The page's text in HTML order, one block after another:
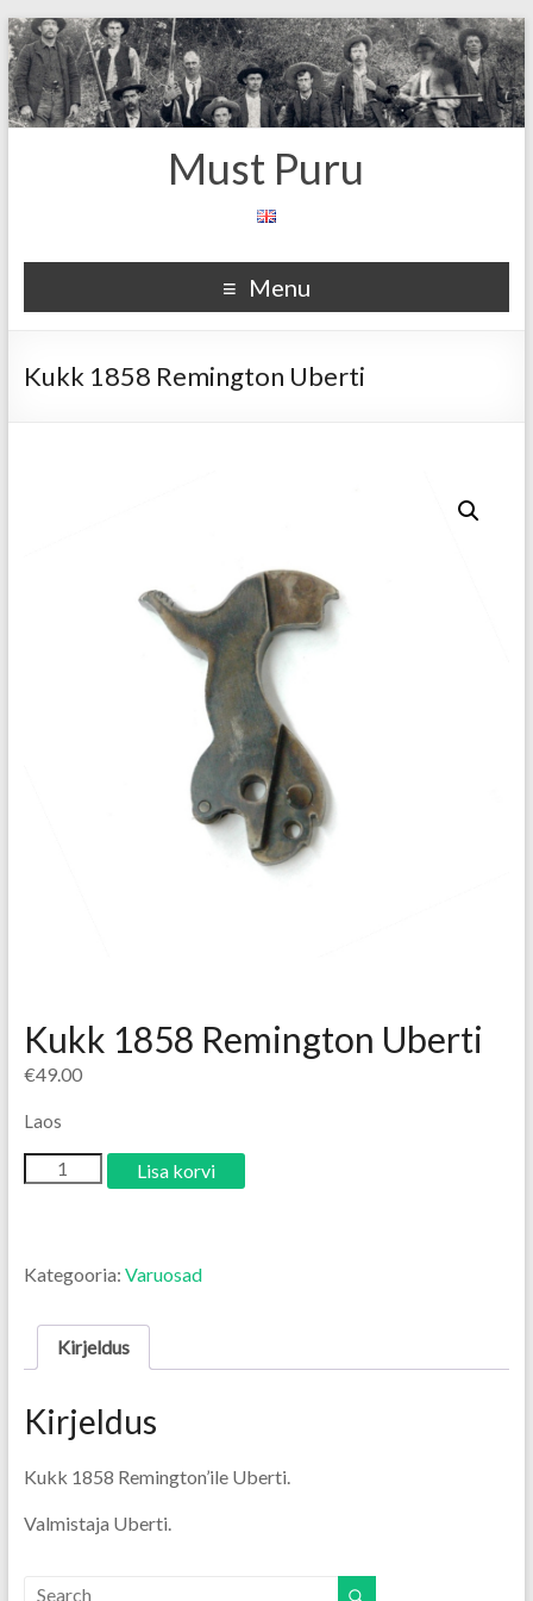
Must Puru
Menu
Kukk 1858 Remington Uberti
Kukk 1858 Remington Uberti
€49.00
Laos
Lisa korvi
Kategooria: Varuosad
Kirjeldus
Kirjeldus
Kukk 1858 Remington’ile Uberti.
Valmistaja Uberti.